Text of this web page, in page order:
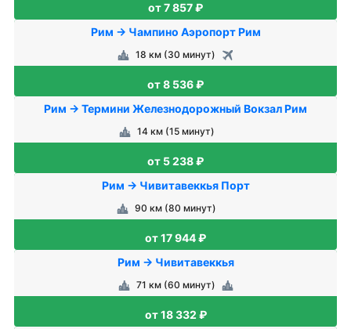
от 7 857 ₽
Рим → Чампино Аэропорт Рим
18 км (30 минут)
от 8 536 ₽
Рим → Термини Железнодорожный Вокзал Рим
14 км (15 минут)
от 5 238 ₽
Рим → Чивитавеккья Порт
90 км (80 минут)
от 17 944 ₽
Рим → Чивитавеккья
71 км (60 минут)
от 18 332 ₽